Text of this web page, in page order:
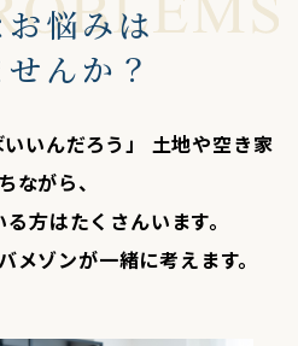
お悩みは
んか？
いいんだろう」 土地や空き家
ながら、
方はたくさんいます。
メゾンが一緒に考えます。